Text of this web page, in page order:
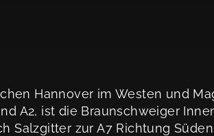
Hannover im Westen und
A2, ist die Braunschweiger
Salzgitter zur A7 Richtung